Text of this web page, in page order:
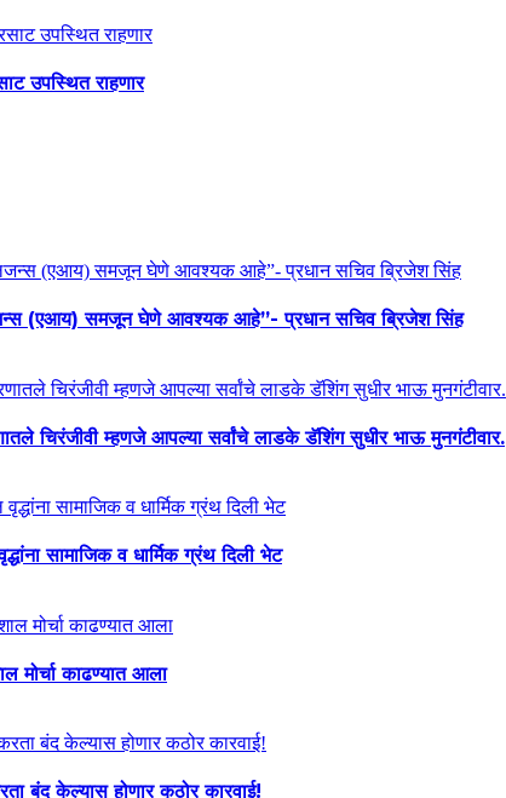
उपस्थित राहणार
(एआय) समजून घेणे आवश्यक आहे”- प्रधान सचिव ब्रिजेश सिंह
चिरंजीवी म्हणजे आपल्या सर्वांचे लाडके डॅशिंग सुधीर भाऊ मुनगंटीवार.
सामाजिक व धार्मिक ग्रंथ दिली भेट
मोर्चा काढण्यात आला
बंद केल्यास होणार कठोर कारवाई!